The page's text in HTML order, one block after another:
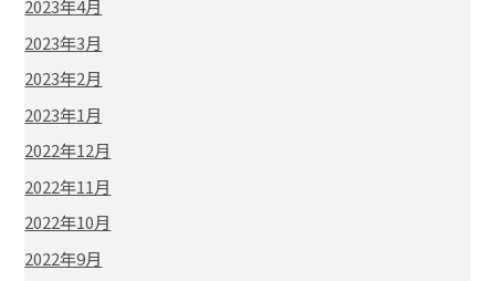
2023年4月
2023年3月
2023年2月
2023年1月
2022年12月
2022年11月
2022年10月
2022年9月